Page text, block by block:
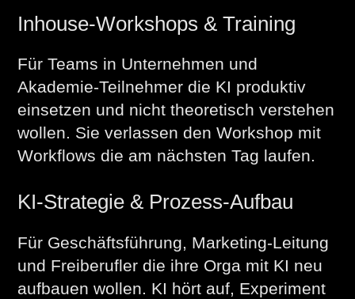
Inhouse-Workshops & Training
Für Teams in Unternehmen und
Akademie-Teilnehmer die KI produktiv
einsetzen und nicht theoretisch verstehen
wollen. Sie verlassen den Workshop mit
Workflows die am nächsten Tag laufen.
KI-Strategie & Prozess-Aufbau
Für Geschäftsführung, Marketing-Leitung
und Freiberufler die ihre Orga mit KI neu
aufbauen wollen. KI hört auf, Experiment